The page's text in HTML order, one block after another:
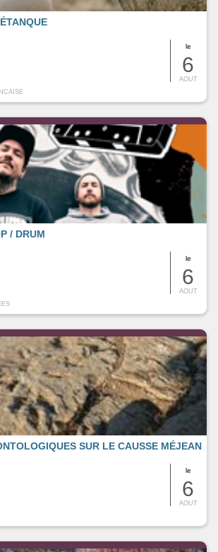
le
6
AOUT
le
6
AOUT
/ DRUM
le
6
AOUT
SUR LE CAUSSE MÉJEAN